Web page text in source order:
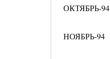
ОКТЯБРЬ-94
НОЯБРЬ-94